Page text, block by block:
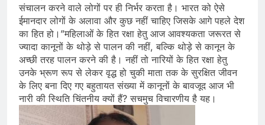
संचालन करने वाले लोगों पर ही निर्भर करता है। भारत को ऐसे
ईमानदार लोगों के अलावा और कुछ नहीं चाहिए जिसके आगे पहले देश
का हित हो।”महिलाओं के हित रक्षा हेतु आज आवश्यकता जरूरत से
ज्यादा कानूनों के थोड़े से पालन की नहीं, बल्कि थोड़े से कानून के
अच्छी तरह पालन करने की है। नहीं तो नारियों के हित रक्षा हेतु
उनके भ्रूण रूप से लेकर वृद्ध हो चुकी माता तक के सुरक्षित जीवन
के लिए बना दिए गए बहुतायत संख्या में कानूनों के बावजूद आज भी
नारी की स्थिति चिंतनीय क्यों हैं? सचमुच विचारणीय है यह।